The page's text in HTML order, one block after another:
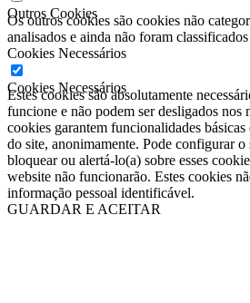
Outros Cookies
Os outros cookies são cookies não
analisados ​​e ainda não foram
Cookies Necessários
Cookies Necessários
Estes cookies são absolutamente
funcione e não podem ser desligados nos
cookies garantem funcionalidades básicas
do site, anonimamente. Pode configurar o
bloquear ou alertá-lo(a) sobre esses
website não funcionarão. Estes cookies
informação pessoal identificável.
GUARDAR E ACEITAR